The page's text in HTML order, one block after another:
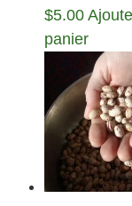
$5.00
panier